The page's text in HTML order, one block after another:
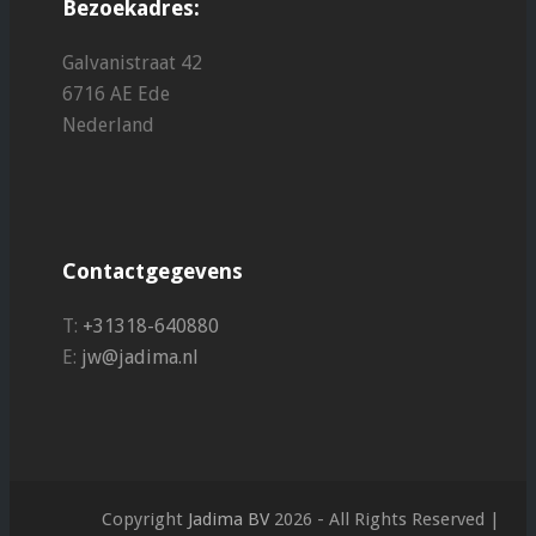
Bezoekadres:
Galvanistraat 42
6716 AE Ede
Nederland
Contactgegevens
T: +31318-640880
E: jw@jadima.nl
Copyright Jadima BV2026 - All Rights Reserved |